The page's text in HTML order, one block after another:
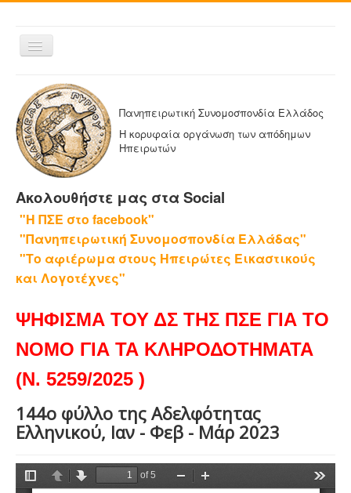
Εναλλαγή
πλοήγησης
ΑΡΧΙΚΗ
Η ΠΑΝΗΠΕΙΡΩΤΙΚΗ
ΔΕΛΤΙΑ ΤΥΠΟΥ
ΑΔΕΛΦΟΤΗΤΕΣ-ΟΜΟΣΠΟΝΔΙΕΣ
Η ΕΦΗΜΕΡΙΔΑ ΜΑΣ
ΕΦΗΜΕΡΙΔΕΣ ΑΔΕΛΦΟΤΗΤΩΝ
ΕΠΙΚΟΙΝΩΝΙΑ
Πανηπειρωτική Συνομοσπονδία Ελλάδος
Η κορυφαία οργάνωση των απόδημων
Ηπειρωτών
Ακολουθήστε μας στα Social
"Η ΠΣΕ στο facebook"
"Πανηπειρωτική Συνομοσπονδία Ελλάδας"
"Το αφιέρωμα στους Ηπειρώτες Εικαστικούς
και Λογοτέχνες"
ΨΗΦΙΣΜΑ ΤΟΥ ΔΣ ΤΗΣ ΠΣΕ ΓΙΑ ΤΟ
ΝΟΜΟ ΓΙΑ ΤΑ ΚΛΗΡΟΔΟΤΗΜΑΤΑ
(Ν. 5259/2025 )
144ο φύλλο της Αδελφότητας
Ελληνικού, Ιαν - Φεβ - Μάρ 2023